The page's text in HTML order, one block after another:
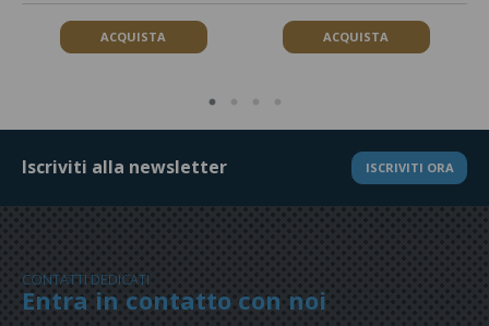
ACQUISTA ACQUISTA
Iscriviti alla newsletter ISCRIVITI ORA
CONTATTI DEDICATI
Entra in contatto con noi